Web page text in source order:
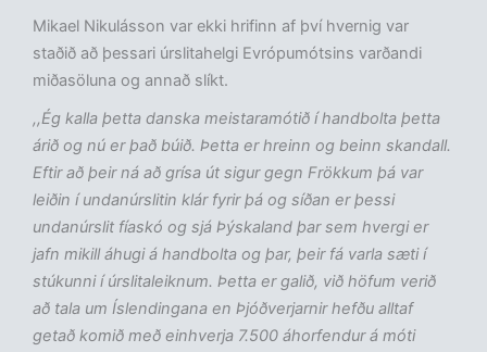
Mikael Nikulásson var ekki hrifinn af því hvernig var
staðið að þessari úrslitahelgi Evrópumótsins varðandi
miðasöluna og annað slíkt.
,,Ég kalla þetta danska meistaramótið í handbolta þetta
árið og nú er það búið. Þetta er hreinn og beinn skandall.
Eftir að þeir ná að grísa út sigur gegn Frökkum þá var
leiðin í undanúrslitin klár fyrir þá og síðan er þessi
undanúrslit fíaskó og sjá Þýskaland þar sem hvergi er
jafn mikill áhugi á handbolta og þar, þeir fá varla sæti í
stúkunni í úrslitaleiknum. Þetta er galið, við höfum verið
að tala um Íslendingana en Þjóðverjarnir hefðu alltaf
getað komið með einhverja 7.500 áhorfendur á móti